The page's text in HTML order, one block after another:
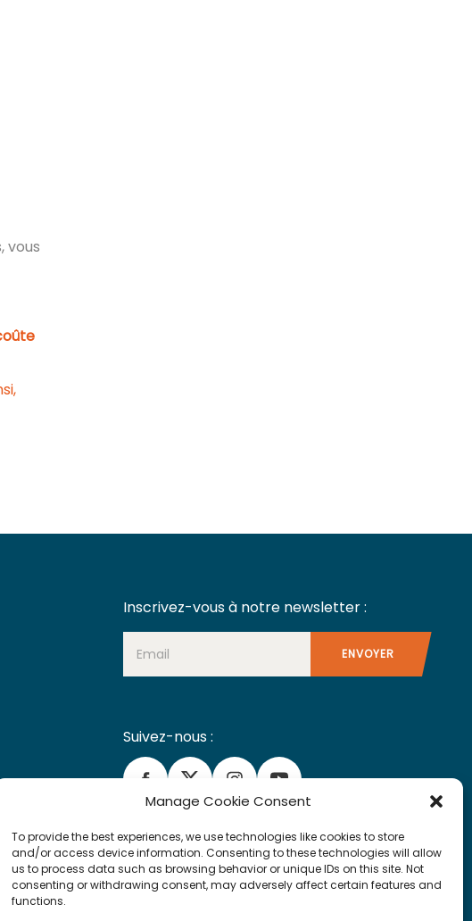
Manage Cookie Consent
To provide the best experiences, we use technologies like cookies to store
and/or access device information. Consenting to these technologies will allow
us to process data such as browsing behavior or unique IDs on this site. Not
consenting or withdrawing consent, may adversely affect certain features and
functions.
vous
Inscrivez-vous à notre newsletter :
Newsletter
ENVOYER
Suivez-nous :